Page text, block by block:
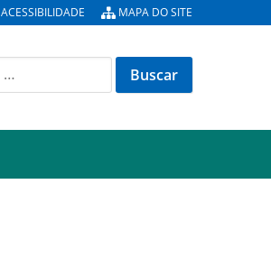
ACESSIBILIDADE MAPA DO SITE